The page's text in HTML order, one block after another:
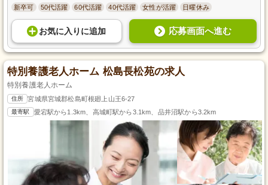
新卒可 50代活躍 60代活躍 40代活躍 女性が活躍 日曜休み
お気に入り に追加 応募画面へ進む
特別養護老人ホーム 松島長松苑の求人
特別養護老人ホーム
住所 宮城県宮城郡松島町根廻上山王6-27
最寄駅 愛宕駅から1.3km、高城町駅から3.1km、品井沼駅から3.2km